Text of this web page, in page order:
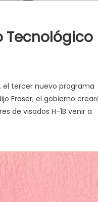
Tecnológico
el tercer nuevo programa
Fraser, el gobierno
de visados H-1B venir a